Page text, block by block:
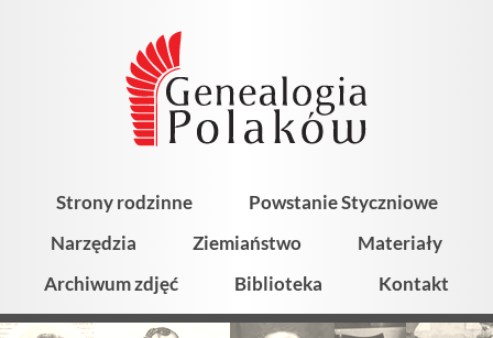
Strony rodzinne
Powstanie Styczniowe
Narzędzia
Ziemiaństwo
Materiały
Archiwum zdjęć
Biblioteka Kontakt